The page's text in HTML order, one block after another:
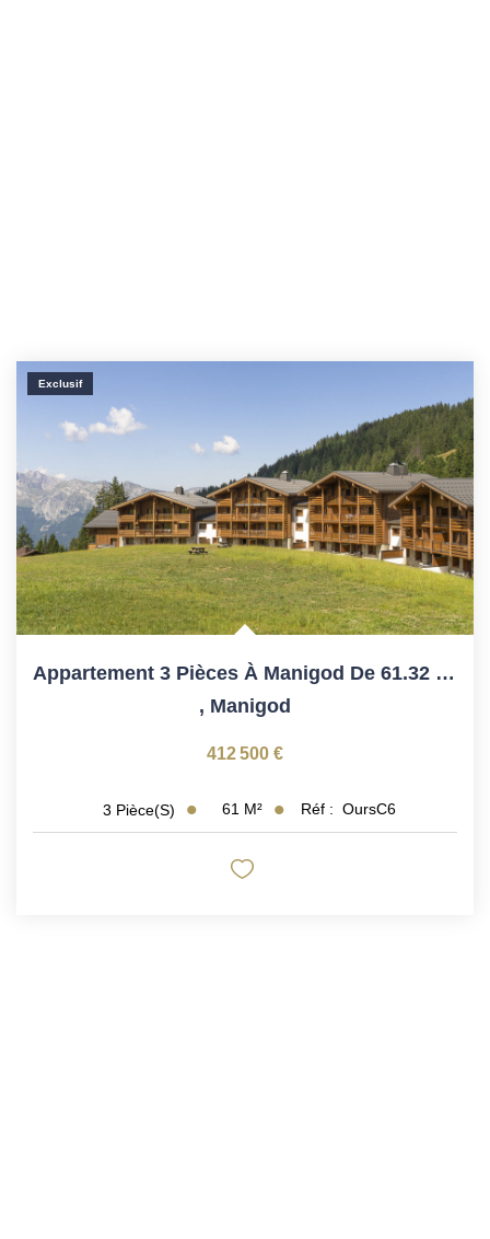
Exclusif
Appartement 3 Pièces À Manigod De 61.32 M²
, Manigod
412 500 €
3 Pièce(s) 61 M² Réf : OursC6